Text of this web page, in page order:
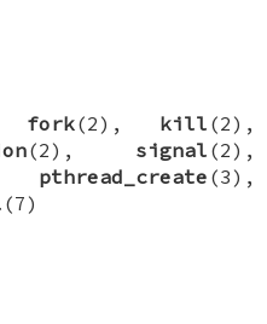
fork(2), kill (2),
(2), signal (2),
pthread_create (3),
(7)